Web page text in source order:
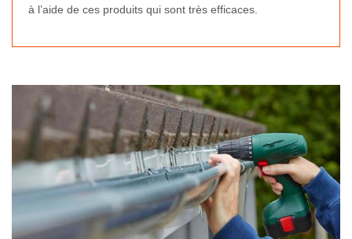
à l’aide de ces produits qui sont très efficaces.